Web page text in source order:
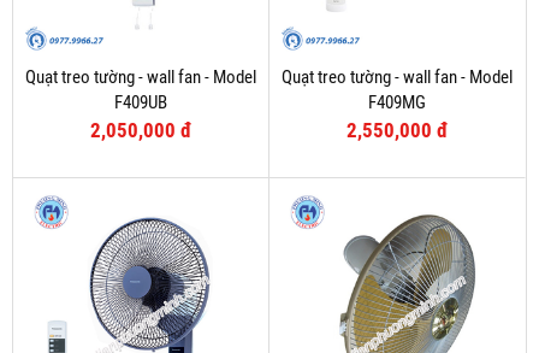
Quạt treo tường - wall fan - Model
F409UB
2,050,000 đ
Quạt treo tường - wall fan - Model
F409MG
2,550,000 đ